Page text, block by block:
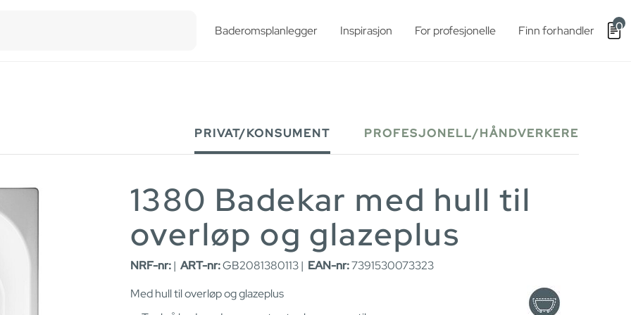
Baderomsplanlegger Inspirasjon For profesjonelle Finn forhandler 0
PRIVAT/KONSUMENT PROFESJONELL/HÅNDVERKERE
1380 Badekar med hull til
overløp og glazeplus
NRF-nr:| ART-nr:GB2081380113 | EAN-nr:7391530073323
Med hull til overløp og glazeplus